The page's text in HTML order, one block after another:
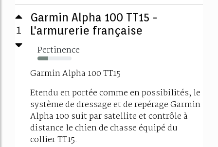
1
Garmin Alpha 100 TT15 -
L'armurerie française
Pertinence
32%
Garmin Alpha 100 TT15
Etendu en portée comme en possibilités, le
système de dressage et de repérage Garmin
Alpha 100 suit par satellite et contrôle à
distance le chien de chasse équipé du
collier TT15.